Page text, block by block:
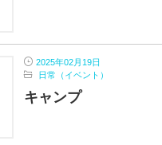
2025年02月19日
日常（イベント）
キャンプ